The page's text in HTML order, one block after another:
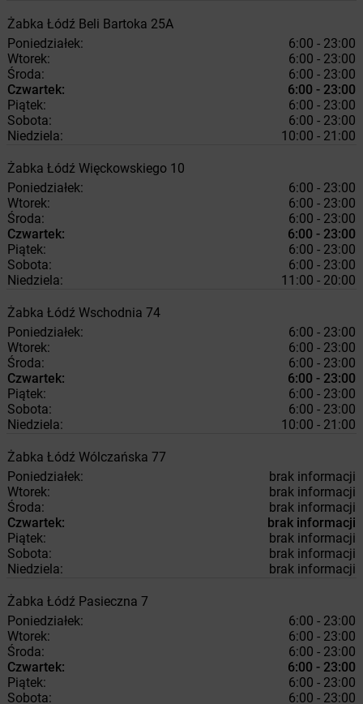
Żabka Łódź Beli Bartoka 25A
Poniedziałek:
6:00 - 23:00
Wtorek:
6:00 - 23:00
Środa:
6:00 - 23:00
Czwartek:
6:00 - 23:00
Piątek:
6:00 - 23:00
Sobota:
6:00 - 23:00
Niedziela:
10:00 - 21:00
Żabka Łódź Więckowskiego 10
Poniedziałek:
6:00 - 23:00
Wtorek:
6:00 - 23:00
Środa:
6:00 - 23:00
Czwartek:
6:00 - 23:00
Piątek:
6:00 - 23:00
Sobota:
6:00 - 23:00
Niedziela:
11:00 - 20:00
Żabka Łódź Wschodnia 74
Poniedziałek:
6:00 - 23:00
Wtorek:
6:00 - 23:00
Środa:
6:00 - 23:00
Czwartek:
6:00 - 23:00
Piątek:
6:00 - 23:00
Sobota:
6:00 - 23:00
Niedziela:
10:00 - 21:00
Żabka Łódź Wólczańska 77
Poniedziałek:
brak informacji
Wtorek:
brak informacji
Środa:
brak informacji
Czwartek:
brak informacji
Piątek:
brak informacji
Sobota:
brak informacji
Niedziela:
brak informacji
Żabka Łódź Pasieczna 7
Poniedziałek:
6:00 - 23:00
Wtorek:
6:00 - 23:00
Środa:
6:00 - 23:00
Czwartek:
6:00 - 23:00
Piątek:
6:00 - 23:00
Sobota:
6:00 - 23:00